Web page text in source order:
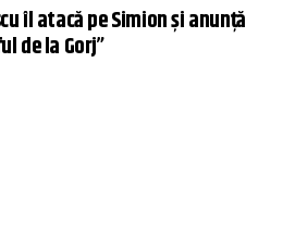
îl atacă pe Simion și anunță
de la Gorj”